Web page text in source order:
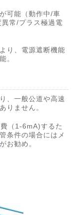
可能（動作中/車
常/プラス極過電
り、電源遮断機能
。
、一般公道や高速
りません。
（1-6mA)するた
条件の場合にはメ
がお勧め。